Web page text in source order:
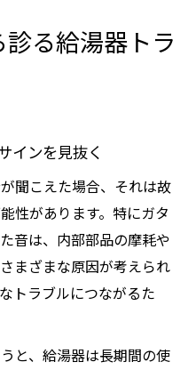
る給湯器トラ
インを見抜く
聞こえた場合、それは故
性があります。特にガタ
音は、内部部品の摩耗や
まざまな原因が考えられ
トラブルにつながるた
と、給湯器は長期間の使